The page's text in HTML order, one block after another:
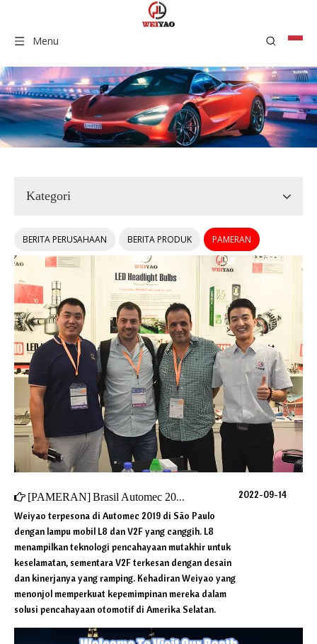
Menu
Kategori
BERITA PERUSAHAAN BERITA PRODUK PAMERAN
[PAMERAN]Brasil Automec 2019
Weiyao terpesona di Automec 2019 di São Paulo
dengan lampu mobil L8 dan V2F yang canggih. L8
menampilkan teknologi pencahayaan mutakhir untuk
keselamatan, sementara V2F terkesan dengan desain
dan kinerjanya yang ramping. Kehadiran Weiyao yang
menonjol memperkuat kepemimpinan mereka dalam
solusi pencahayaan otomotif di Amerika Selatan.
2022-09-14